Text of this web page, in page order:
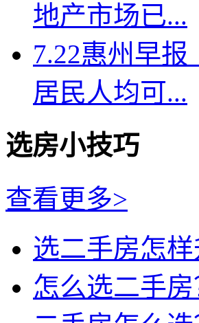
地产市场已...
7.22惠州早
居民人均可...
选房小技巧
查看更多>
选二手房怎样
怎么选二手房